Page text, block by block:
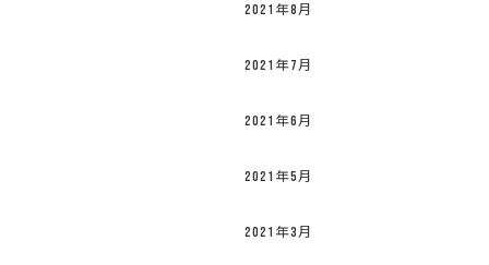
2021年8月
2021年7月
2021年6月
2021年5月
2021年3月